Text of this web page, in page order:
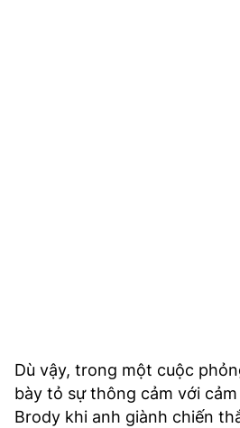
Dù vậy, trong một cuộc
bày tỏ sự thông cảm với
Brody khi anh giành chiến